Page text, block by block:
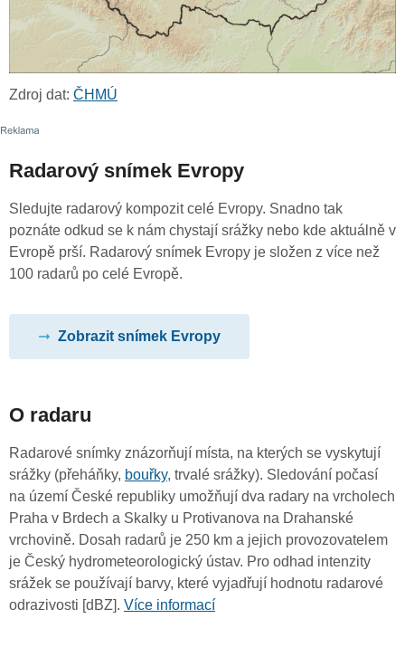
Zdroj dat: ČHMÚ
Radarový snímek Evropy
Sledujte radarový kompozit celé Evropy. Snadno tak
poznáte odkud se k nám chystají srážky nebo kde aktuálně v
Evropě prší. Radarový snímek Evropy je složen z více než
100 radarů po celé Evropě.
Zobrazit snímek Evropy
O radaru
Radarové snímky znázorňují místa, na kterých se vyskytují
srážky (přeháňky, bouřky, trvalé srážky). Sledování počasí
na území České republiky umožňují dva radary na vrcholech
Praha v Brdech a Skalky u Protivanova na Drahanské
vrchovině. Dosah radarů je 250 km a jejich provozovatelem
je Český hydrometeorologický ústav. Pro odhad intenzity
srážek se používají barvy, které vyjadřují hodnotu radarové
odrazivosti [dBZ]. Více informací